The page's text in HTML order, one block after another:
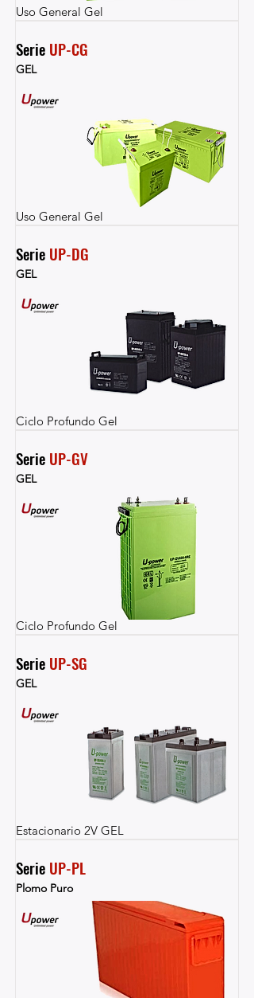
Uso General Gel
Serie UP-CG
GEL
Uso General Gel
Serie UP-DG
GEL
Ciclo Profundo Gel
Serie UP-GV
GEL
Ciclo Profundo Gel
Serie UP-SG
GEL
Estacionario 2V GEL
Serie UP-PL
Plomo Puro